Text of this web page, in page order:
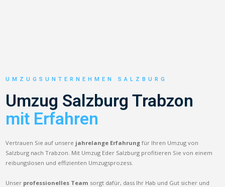
UMZUGSUNTERNEHMEN SALZBURG
Umzug Salzburg Trabzon
mit Erfahren
Vertrauen Sie auf unsere jahrelange Erfahrung für Ihren Umzug von
Salzburg nach Trabzon. Mit Umzug Eder Salzburg profitieren Sie von einem
reibungslosen und effizienten Umzugsprozess.
Unser professionelles Team sorgt dafür, dass Ihr Hab und Gut sicher und